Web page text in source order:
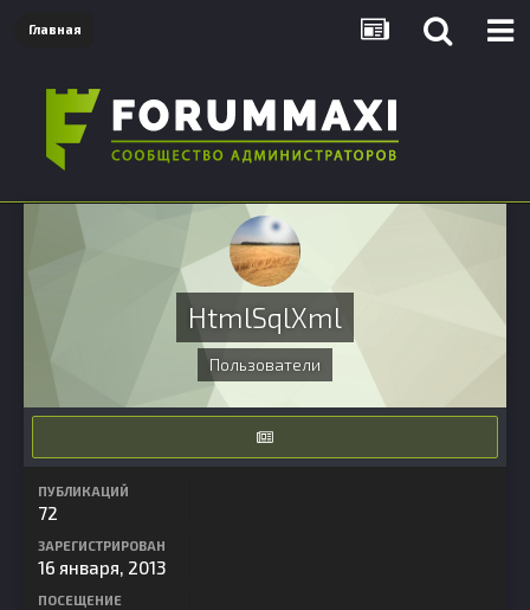
Главная
HtmlSqlXml
Пользователи
ПУБЛИКАЦИЙ
72
ЗАРЕГИСТРИРОВАН
16 января, 2013
ПОСЕЩЕНИЕ